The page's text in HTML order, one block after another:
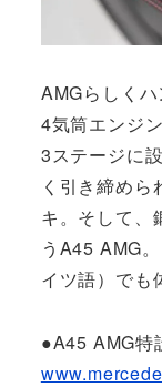
AMGらしく
4気筒エンジ
3ステージに
く引き締め
キ。そして、
うA45 AMG
イツ語）でも
●A45 AMG特